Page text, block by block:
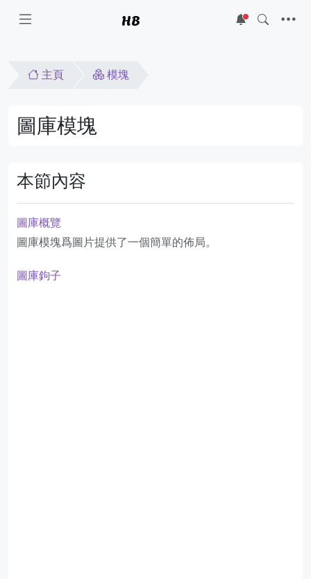
HB 5
主頁 模塊
圖庫模塊
本節內容
圖庫概覽
圖庫模塊爲圖片提供了一個簡單的佈局。
圖庫鉤子